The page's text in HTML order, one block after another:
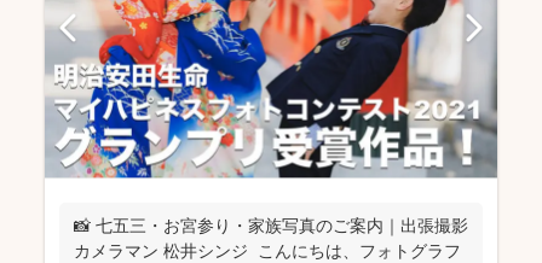
📸 七五三・お宮参り・家族写真のご案内｜出張撮影
カメラマン 松井シンジ こんにちは、フォトグラフ